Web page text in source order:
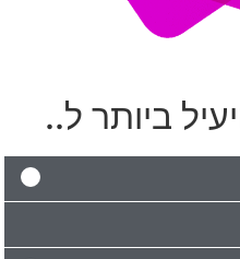
ביותר ל..